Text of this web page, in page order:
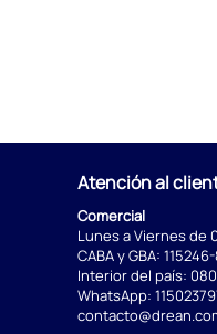
Atención al
Comercial
Lunes a Viernes de
CABA y GBA:
Interior del país:
WhatsApp: